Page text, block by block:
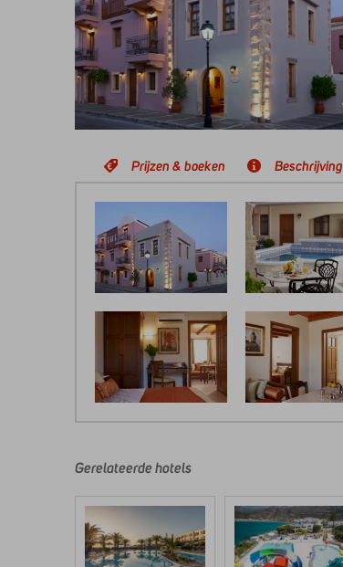
Prijzen & boeken Beschrijving
door
klanten
geschreven
na
hun
Gerelateerde hotels